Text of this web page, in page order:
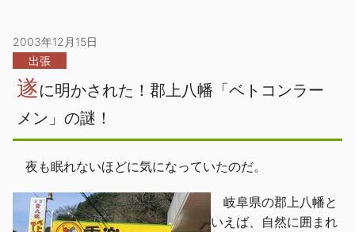
2003年12月15日
出張
遂に明かされた！郡上八幡「ベトコンラー
メン」の謎！
夜も眠れないほどに気になっていたのだ。
岐阜県の郡上八幡と
いえば、自然に囲まれ